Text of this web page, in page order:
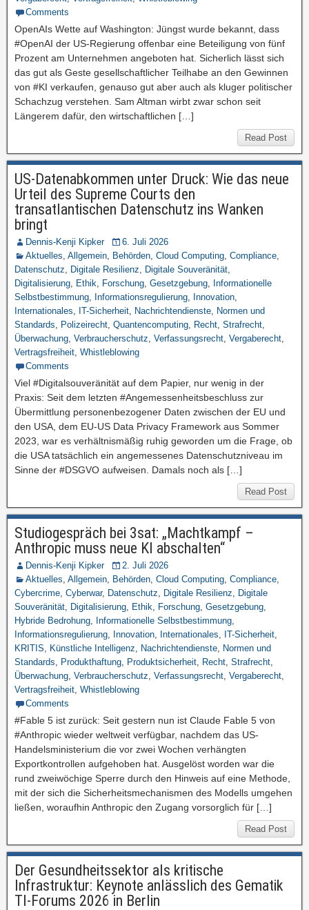
Comments
OpenAIs Wette auf Washington: Jüngst wurde bekannt, dass
#OpenAI der US-Regierung offenbar eine Beteiligung von fünf
Prozent am Unternehmen angeboten hat. Sicherlich lässt sich
das gut als Geste gesellschaftlicher Teilhabe an den Gewinnen
von #KI verkaufen, genauso gut aber auch als kluger politischer
Schachzug verstehen. Sam Altman wirbt zwar schon seit
Längerem dafür, den wirtschaftlichen […]
Read Post
US-Datenabkommen unter Druck: Wie das neue
Urteil des Supreme Courts den
transatlantischen Datenschutz ins Wanken
bringt
Dennis-Kenji Kipker
6. Juli 2026
Aktuelles, Allgemein, Behörden, Cloud Computing, Compliance,
Datenschutz, Digitale Resilienz, Digitale Souveränität,
Digitalisierung, Ethik, Forschung, Gesetzgebung, Informationelle
Selbstbestimmung, Informationsregulierung, Innovation,
Internationales, IT-Sicherheit, Nachrichtendienste, Normen und
Standards, Polizeirecht, Quantencomputing, Recht, Strafrecht,
Überwachung, Verbraucherschutz, Verfassungsrecht, Vergaberecht,
Vertragsfreiheit, Whistleblowing
Comments
Viel #Digitalsouveränität auf dem Papier, nur wenig in der
Praxis: Seit dem letzten #Angemessenheitsbeschluss zur
Übermittlung personenbezogener Daten zwischen der EU und
den USA, dem EU-US Data Privacy Framework aus Sommer
2023, war es verhältnismäßig ruhig geworden um die Frage, ob
die USA tatsächlich ein angemessenes Datenschutzniveau im
Sinne der #DSGVO aufweisen. Damals noch als […]
Read Post
Studiogespräch bei 3sat: „Machtkampf –
Anthropic muss neue KI abschalten“
Dennis-Kenji Kipker
2. Juli 2026
Aktuelles, Allgemein, Behörden, Cloud Computing, Compliance,
Cybercrime, Cyberwar, Datenschutz, Digitale Resilienz, Digitale
Souveränität, Digitalisierung, Ethik, Forschung, Gesetzgebung,
Hybride Bedrohung, Informationelle Selbstbestimmung,
Informationsregulierung, Innovation, Internationales, IT-Sicherheit,
KRITIS, Künstliche Intelligenz, Nachrichtendienste, Normen und
Standards, Produkthaftung, Produktsicherheit, Recht, Strafrecht,
Überwachung, Verbraucherschutz, Verfassungsrecht, Vergaberecht,
Vertragsfreiheit, Whistleblowing
Comments
#Fable 5 ist zurück: Seit gestern nun ist Claude Fable 5 von
#Anthropic wieder weltweit verfügbar, nachdem das US-
Handelsministerium die vor zwei Wochen verhängten
Exportkontrollen aufgehoben hat. Ausgelöst worden war die
rund zweiwöchige Sperre durch den Hinweis auf eine Methode,
mit der sich die Sicherheitsmechanismen des Modells umgehen
ließen, woraufhin Anthropic den Zugang vorsorglich für […]
Read Post
Der Gesundheitssektor als kritische
Infrastruktur: Keynote anlässlich des Gematik
TI-Forums 2026 in Berlin